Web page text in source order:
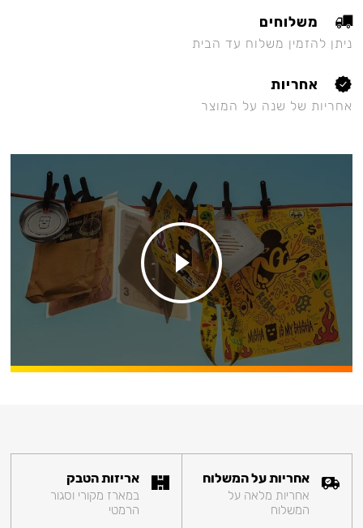
משלוחים
ניתן להזמין משלוח עד הבית
אחריות
אחריות של שנה על המוצר
אחריות על המשלוח
אחריות מלאה על
המשלוח
אריזות הטבק
במארז מקורי וסגור
הרמטי